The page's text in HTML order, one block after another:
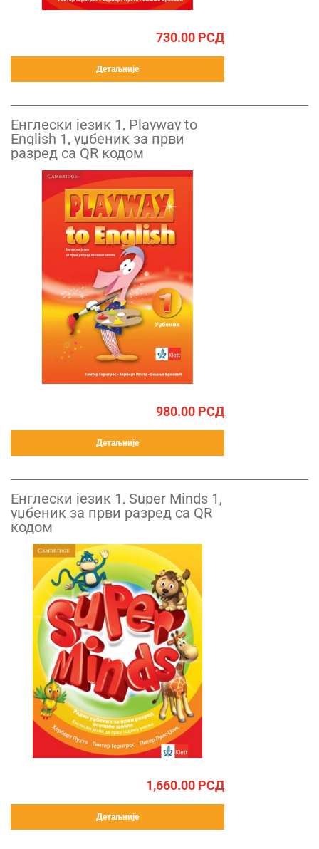
730.00 РСД
Детаљније
Енглески језик 1, Playway to
English 1, уџбеник за први
разред са QR кодом
980.00 РСД
Детаљније
Енглески језик 1, Super Minds 1,
уџбеник за први разред са QR
кодом
1,660.00 РСД
Детаљније